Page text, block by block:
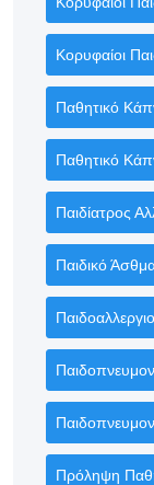
Κορυφαίοι
Παθητικό
Παθητικό
Παιδίατρος
Παιδικό
Πρόληψη